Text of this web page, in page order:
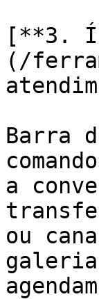
[**3.
(/
Barra
a
ou
galeria